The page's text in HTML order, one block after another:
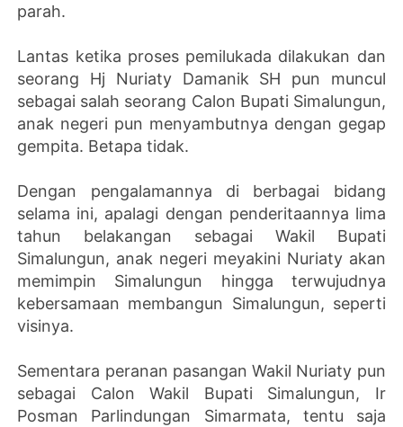
parah.
Lantas ketika proses pemilukada dilakukan dan
seorang Hj Nuriaty Damanik SH pun muncul
sebagai salah seorang Calon Bupati Simalungun,
anak negeri pun menyambutnya dengan gegap
gempita. Betapa tidak.
Dengan pengalamannya di berbagai bidang
selama ini, apalagi dengan penderitaannya lima
tahun belakangan sebagai Wakil Bupati
Simalungun, anak negeri meyakini Nuriaty akan
memimpin Simalungun hingga terwujudnya
kebersamaan membangun Simalungun, seperti
visinya.
Sementara peranan pasangan Wakil Nuriaty pun
sebagai Calon Wakil Bupati Simalungun, Ir
Posman Parlindungan Simarmata, tentu saja